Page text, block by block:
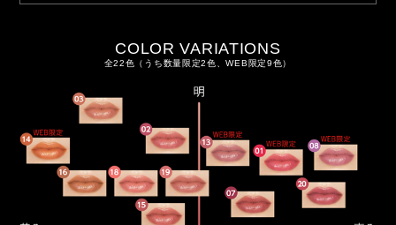
COLOR VARIATIONS
全22色（うち数量限定2色、WEB限定9色）